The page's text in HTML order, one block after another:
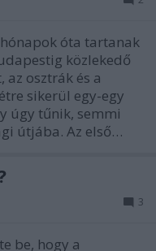
óta tartanak
közlekedő
osztrák és a
sikerül egy-egy
úgy tűnik, semmi
útjába. Az első…
3
be, hogy a